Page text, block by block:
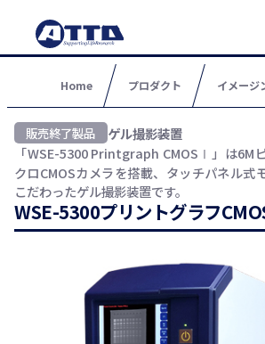
Home プロダクト イメージ
ゲル撮影装置
「WSE-5300 Printgraph CMOSⅠ」は6M
クロCMOSカメラを搭載、タッチパネル式
こだわったゲル撮影装置です。
WSE-5300プリントグラフ